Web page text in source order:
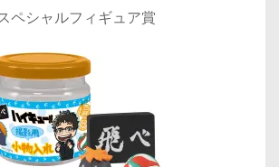
ペシャルフィギュア賞